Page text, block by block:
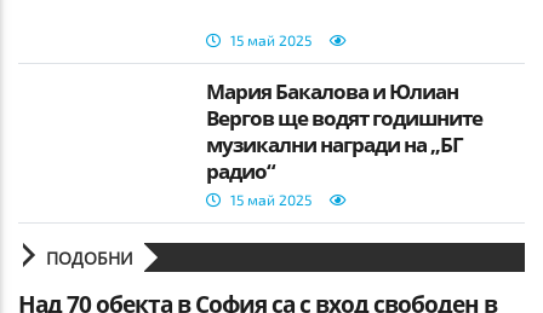
15 май 2025
Мария Бакалова и Юлиан
Вергов ще водят годишните
музикални награди на „БГ
радио“
15 май 2025
ПОДОБНИ
Над 70 обекта в София са с вход свободен в